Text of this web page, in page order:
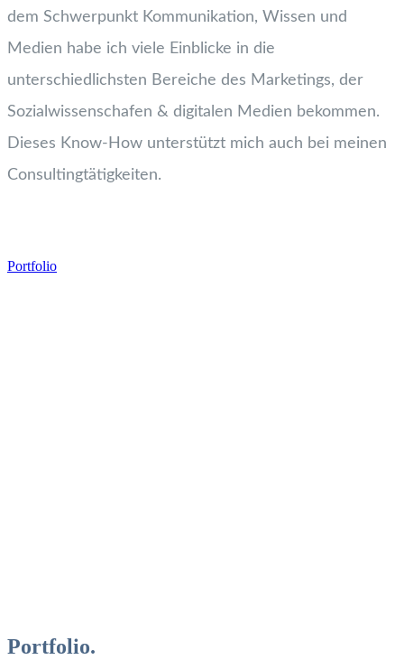
dem Schwerpunkt Kommunikation, Wissen und
Medien habe ich viele Einblicke in die
unterschiedlichsten Bereiche des Marketings, der
Sozialwissenschafen & digitalen Medien bekommen.
Dieses Know-How unterstützt mich auch bei meinen
Consultingtätigkeiten.
Portfolio
Portfolio.